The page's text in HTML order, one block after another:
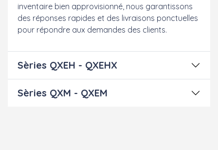
inventaire bien approvisionné, nous garantissons
des réponses rapides et des livraisons ponctuelles
pour répondre aux demandes des clients.
Sèries QXEH - QXEHX
Sèries QXM - QXEM